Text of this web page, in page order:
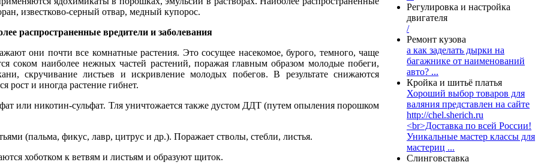
известково-серный отвар, медный купорос.
распространенные вредители и заболевания
они почти все комнатные растения. Это сосущее насекомое, бурого, темного, чаще
соком наиболее нежных частей растений, поражая главным образом молодые побеги,
скручивание листьев и искривление молодых побегов. В результате снижаются
рост и иногда растение гибнет.
или никотин-сульфат. Тля уничтожается также дустом ДДТ (путем опыления порошком
(пальма, фикус, лавр, цитрус и др.). Поражает стволы, стебли, листья.
хоботком к ветвям и листьям и образуют щиток.
Регулировка и настройка
двигателя
/
Ремонт кузова
а как заделать дырки на
багажнике от наименований
авто? ...
Кройка и шитьё платья
Хороший выбор товаров для
валяния представлен на сайте
http://chel.sherich.ru
<br>Доставка по всей России!
Уникальные мастер классы для
мастериц ...
Слинговставка